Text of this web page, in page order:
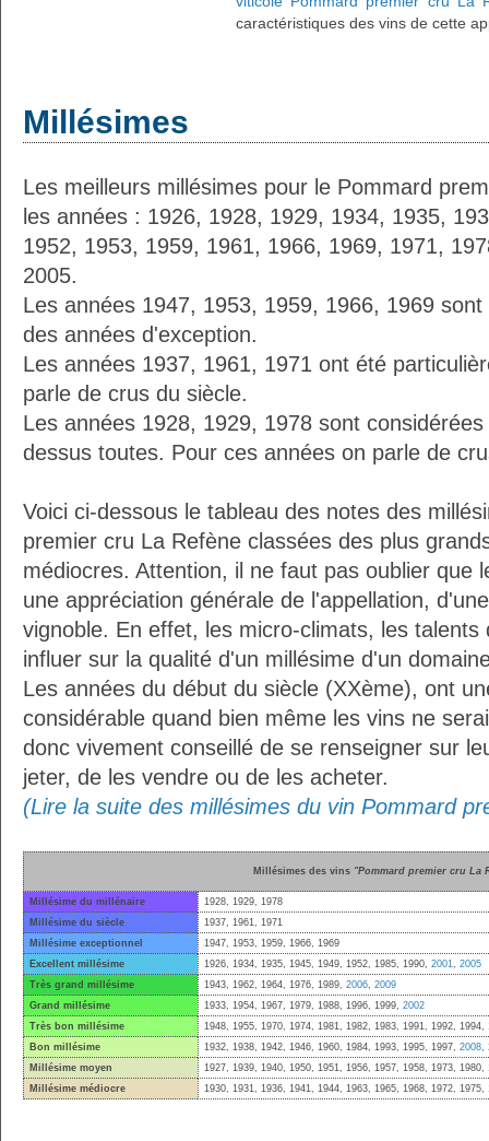
caractéristiques des vins de cette
Millésimes
Les meilleurs millésimes pour le Pommard
les années : 1926, 1928, 1929, 1934, 1935,
1952, 1953, 1959, 1961, 1966, 1969, 1971,
2005.
Les années 1947, 1953, 1959, 1966, 1969
des années d'exception.
Les années 1937, 1961, 1971 ont été
parle de crus du siècle.
Les années 1928, 1929, 1978 sont
dessus toutes. Pour ces années on parle de
Voici ci-dessous le tableau des notes des
premier cru La Refène classées des plus
médiocres. Attention, il ne faut pas oublier que
une appréciation générale de l'appellation,
vignoble. En effet, les micro-climats, les talents
influer sur la qualité d'un millésime d'un
Les années du début du siècle (XXème), ont
considérable quand bien même les vins ne
donc vivement conseillé de se renseigner sur
jeter, de les vendre ou de les acheter.
(Lire la suite des millésimes du vin Pommard
Millésimes des vins "Pommard premier cru La
Millésime du millénaire
1928, 1929, 1978
Millésime du siècle
1937, 1961, 1971
Millésime exceptionnel
1947, 1953, 1959, 1966, 1969
Excellent millésime
1926, 1934, 1935, 1945, 1949, 1952, 1985, 1990, 2001, 2005
Très grand millésime
1943, 1962, 1964, 1976, 1989, 2006, 2009
Grand millésime
1933, 1954, 1967, 1979, 1988, 1996, 1999, 2002
Très bon millésime
1948, 1955, 1970, 1974, 1981, 1982, 1983, 1991, 1992,
Bon millésime
1932, 1938, 1942, 1946, 1960, 1984, 1993, 1995, 1997, 2008,
Millésime moyen
1927, 1939, 1940, 1950, 1951, 1956, 1957, 1958, 1973,
Millésime médiocre
1930, 1931, 1936, 1941, 1944, 1963, 1965, 1968, 1972, 1975,